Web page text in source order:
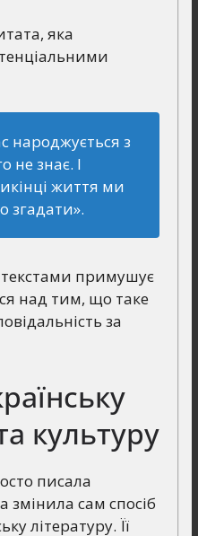
яка
народжується з
не знає. І
життя ми
згадати».
примушує
над тим, що таке
за
культуру
писала
змінила сам спосіб
літературу. Її